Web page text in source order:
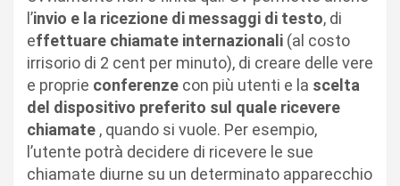
l’invio e la ricezione di messaggi di testo, di
effettuare chiamate internazionali (al costo
irrisorio di 2 cent per minuto), di creare delle vere
e proprie conferenze con più utenti e la scelta
del dispositivo preferito sul quale ricevere
chiamate , quando si vuole. Per esempio,
l’utente potrà decidere di ricevere le sue
chiamate diurne su un determinato apparecchio